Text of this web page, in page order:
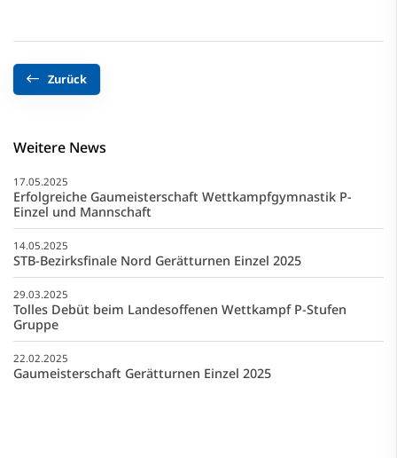
Zurück
Weitere News
17.05.2025
Erfolgreiche Gaumeisterschaft Wettkampfgymnastik P-
Einzel und Mannschaft
14.05.2025
STB-Bezirksfinale Nord Gerätturnen Einzel 2025
29.03.2025
Tolles Debüt beim Landesoffenen Wettkampf P-Stufen
Gruppe
22.02.2025
Gaumeisterschaft Gerätturnen Einzel 2025